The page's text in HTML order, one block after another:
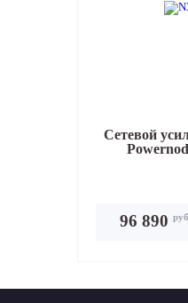
Сетевой
96 890